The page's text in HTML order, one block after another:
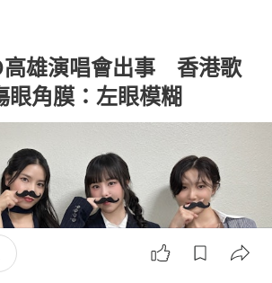
雄演唱會出事 香港歌
眼角膜：左眼模糊